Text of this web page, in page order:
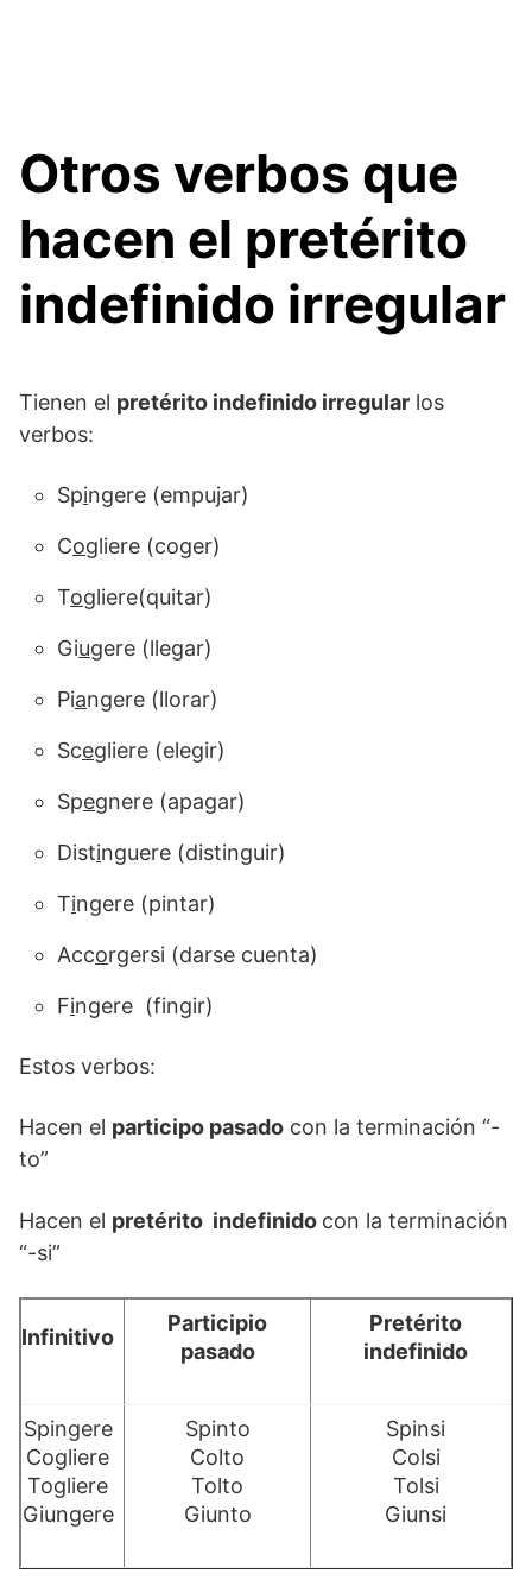
Otros verbos que
hacen el pretérito
indefinido irregular
Tienen el pretérito indefinido irregular los
verbos:
Spingere (empujar)
Cogliere (coger)
Togliere(quitar)
Giugere (llegar)
Piangere (llorar)
Scegliere (elegir)
Spegnere (apagar)
Distinguere (distinguir)
Tingere (pintar)
Accorgersi (darse cuenta)
Fingere (fingir)
Estos verbos:
Hacen el participo pasado con la terminación “-
to”
Hacen el pretérito indefinido con la terminación
“-si”
Infinitivo
Participio
pasado
Pretérito
indefinido
Spingere
Cogliere
Togliere
Giungere
Spinto
Colto
Tolto
Giunto
Spinsi
Colsi
Tolsi
Giunsi